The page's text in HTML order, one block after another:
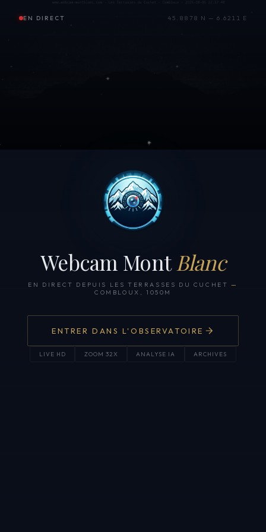
EN DIRECT 45.8878 N — 6.6211 E
Webcam Mont Blanc
EN DIRECT DEPUIS LES TERRASSES DU CUCHET —
COMBLOUX, 1050M
ENTRER DANS L'OBSERVATOIRE
LIVE HD ZOOM 32X ANALYSE IA ARCHIVES